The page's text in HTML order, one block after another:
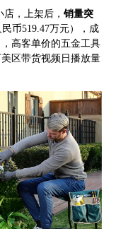
， 上架后， 销量突
民币519.47万元），成
高客单价的五金工具
区带货视频日播放量